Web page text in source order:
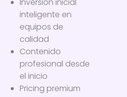
Inversión inicial
inteligente en
equipos de
calidad
Contenido
profesional desde
el inicio
Pricing premium